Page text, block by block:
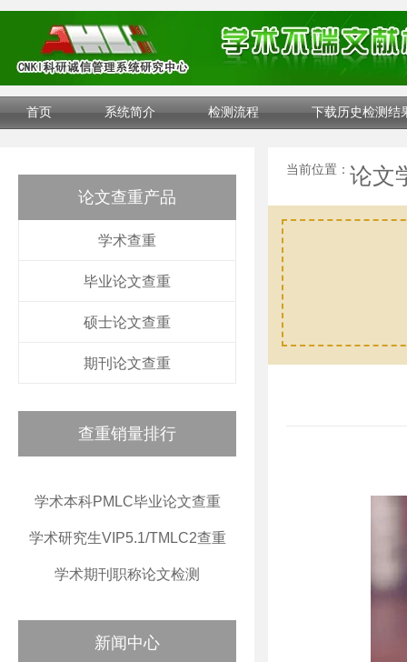
首页 系统简介 检测流程 下载历史检测结
论文查重产品
学术查重
毕业论文查重
硕士论文查重
期刊论文查重
查重销量排行
学术本科PMLC毕业论文查重
学术研究生VIP5.1/TMLC2查重
学术期刊职称论文检测
新闻中心
当前位置： 论文